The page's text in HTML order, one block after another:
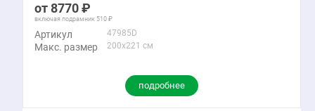
8770
включая подрамник 510
Артикул 47985D
Макс. размер 200x221 см
подробнее